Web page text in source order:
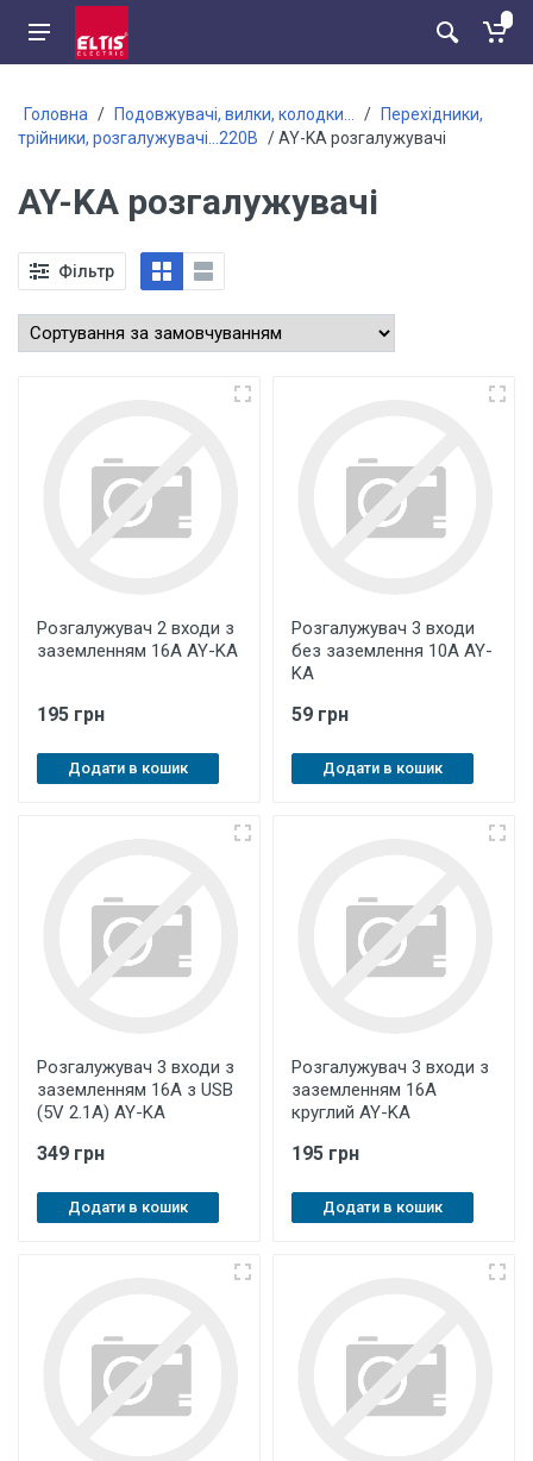
Головна / Подовжувачі, вилки, колодки... /
Перехідники,
трійники, розгалужувачі...220В / AY-KA розгалужувачі
AY-KA розгалужувачі
Фільтр
Розгалужувач 2 входи з
заземленням 16А AY-KA
195 грн
Додати в кошик
Розгалужувач 3 входи
без заземлення 10А AY-
KA
59 грн
Додати в кошик
Розгалужувач 3 входи з
заземленням 16А з USB
(5V 2.1A) AY-KA
349 грн
Додати в кошик
Розгалужувач 3 входи з
заземленням 16А
круглий AY-KA
195 грн
Додати в кошик